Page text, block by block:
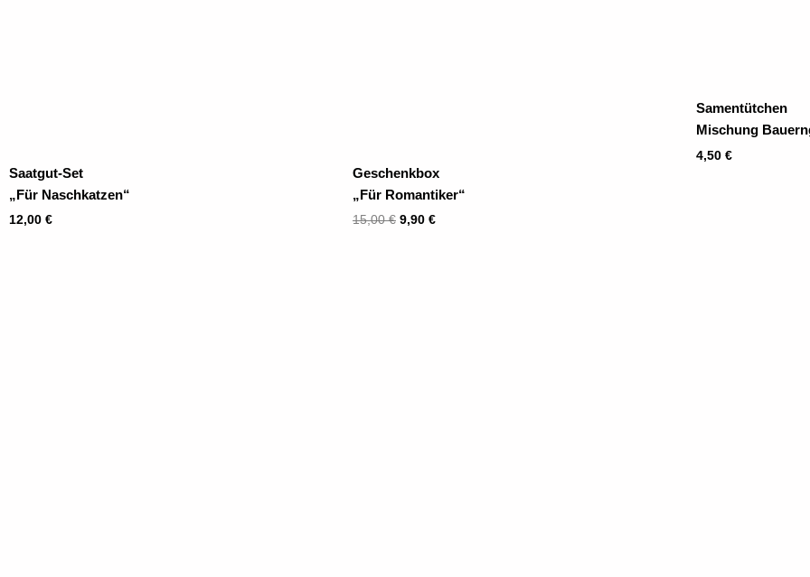
Saatgut-Set
„Für Naschkatzen“
12,00 €
Geschenkbox
„Für Romantiker“
15,00€ 9,90 €
Samentütchen
Mischung
4,50 €